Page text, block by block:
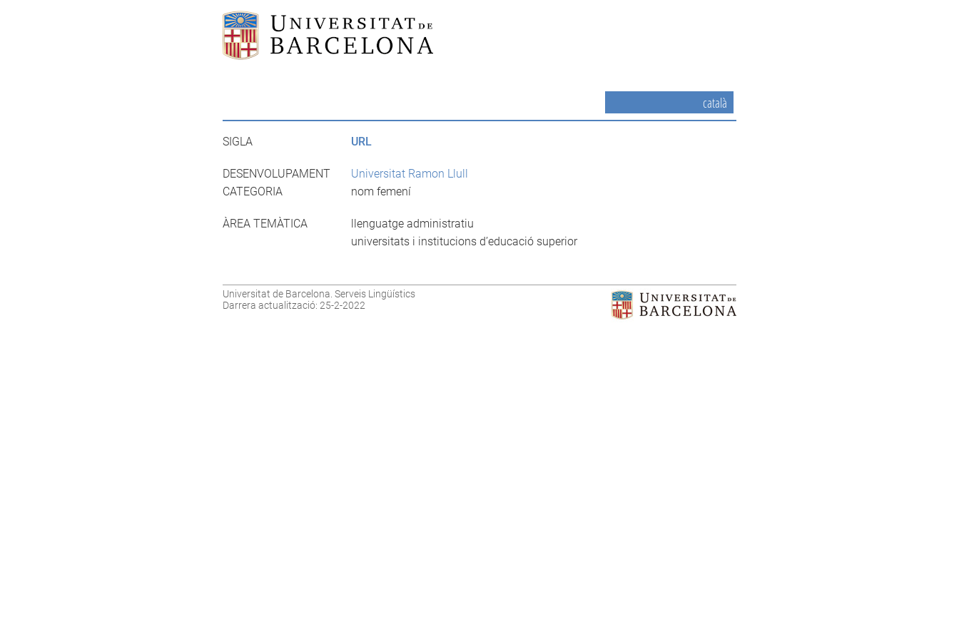
català
SIGLA URL
DESENVOLUPAMENT
Universitat Ramon Llull
CATEGORIA
nom femení
ÀREA TEMÀTICA
llenguatge administratiu
universitats i institucions d’educació superior
Universitat de Barcelona. Serveis Lingüístics
Darrera actualització: 25-2-2022